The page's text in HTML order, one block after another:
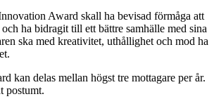
Award skall ha bevisad förmåga att
ha bidragit till ett bättre samhälle med sina
ska med kreativitet, uthållighet och mod ha
kan delas mellan högst tre mottagare per år.
postumt.